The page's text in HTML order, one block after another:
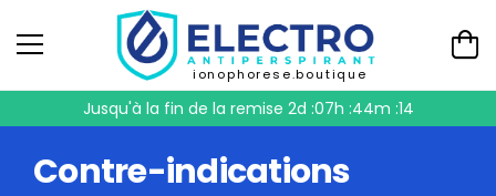
ionophorese.boutique
Jusqu'à la fin de la remise 2d :07h :44m :14
Contre-indications